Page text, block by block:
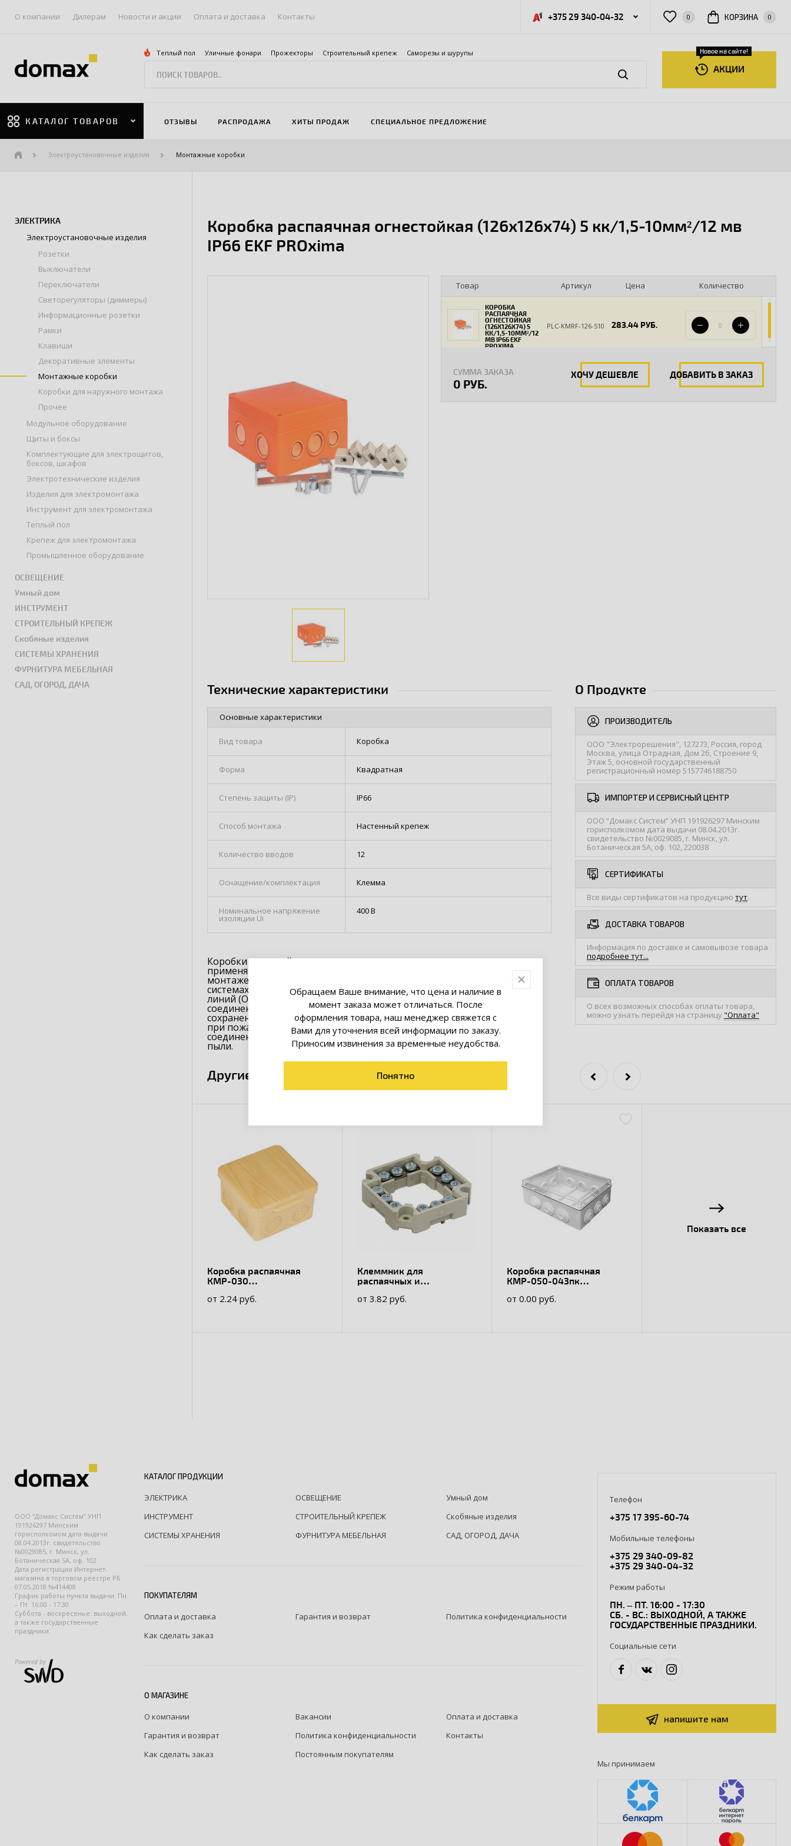
О компании Дилерам Новости и акции Оплата и доставка Контакты +375 29 340-04-32 0 КОРЗИНА 0
Теплый пол Уличные фонари Прожекторы Строительный крепеж Саморезы и шурупы
АКЦИИ
Новое на сайте!
КАТАЛОГ ТОВАРОВ ОТЗЫВЫ РАСПРОДАЖА ХИТЫ ПРОДАЖ СПЕЦИАЛЬНОЕ ПРЕДЛОЖЕНИЕ
Электроустановочные изделия Монтажные коробки
ЭЛЕКТРИКА
Электроустановочные изделия
Розетки
Выключатели
Переключатели
Светорегуляторы (диммеры)
Информационные розетки
Рамки
Клавиши
Декоративные элементы
Монтажные коробки
Коробки для наружного монтажа
Прочее
Модульное оборудование
Щиты и боксы
Комплектующие для электрощитов,
боксов, шкафов
Электротехнические изделия
Изделия для электромонтажа
Инструмент для электромонтажа
Теплый пол
Крепеж для электромонтажа
Промышленное оборудование
ОСВЕЩЕНИЕ
Умный дом
ИНСТРУМЕНТ
СТРОИТЕЛЬНЫЙ КРЕПЕЖ
Скобяные изделия
СИСТЕМЫ ХРАНЕНИЯ
ФУРНИТУРА МЕБЕЛЬНАЯ
САД, ОГОРОД, ДАЧА
Коробка распаячная огнестойкая (126х126х74) 5 кк/1,5-10мм²/12 мв
IP66 EKF PROxima
Товар Артикул Цена Количество
КОРОБКА
РАСПАЯЧНАЯ
ОГНЕСТОЙКАЯ
(126Х126Х74) 5
КК/1,5-10ММ²/12
МВ IP66 EKF
PROXIMA
PLC-KMRF-126-510 283.44 РУБ.
СУММА ЗАКАЗА
0 РУБ.
ХОЧУ ДЕШЕВЛЕ ДОБАВИТЬ В ЗАКАЗ
Технические характеристики
Основные характеристики
Вид товара Коробка
Форма Квадратная
Степень защиты (IP) IP66
Способ монтажа Настенный крепеж
Количество вводов 12
Оснащение/комплектация Клемма
Номинальное напряжение
изоляции Ui
400 В
Коробки огнестойкие
применяются при открытом
монтаже электропроводки в
системах огнестойких кабельных
линий (ОКЛ) для ответвления и
соединения огнестойкого кабеля с
сохранением работоспособности
при пожаре, а также защиты мест
соединения проводки от влаги и
пыли.
О Продукте
ПРОИЗВОДИТЕЛЬ
ООО "Электрорешения", 127273, Россия, город
Москва, улица Отрадная, Дом 2б, Строение 9,
Этаж 5, основной государственный
регистрационный номер 5157746188750
ИМПОРТЕР И СЕРВИСНЫЙ ЦЕНТР
ООО “Домакс Систем” УНП 191926297 Минским
горисполкомом дата выдачи 08.04.2013г.
свидетельство №0029085, г. Минск, ул.
Ботаническая 5А, оф. 102, 220038
СЕРТИФИКАТЫ
Все виды сертификатов на продукцию тут.
ДОСТАВКА ТОВАРОВ
Информация по доставке и самовывозе товара
подробнее тут...
ОПЛАТА ТОВАРОВ
О всех возможных способах оплаты товара,
можно узнать перейдя на страницу "Оплата"
Другие товары коллекции
Коробка распаячная
КМР-030
без мембранных вводов
от 2.24 руб.
Клеммник для
распаячных и
шаг крепления 60мм EKF
от 3.82 руб.
Коробка распаячная
КМР-050-043пк
12 мембранных вводов,
от 0.00 руб.
Показать все
ООО “Домакс Систем” УНП
191926297 Минским
горисполкомом дата выдачи
08.04.2013г. свидетельство
№0029085, г. Минск, ул.
Ботаническая 5А, оф. 102
Дата регистрации Интернет-
магазина в торговом реестре РБ
07.05.2018 №414408
График работы пункта выдачи: Пн.
– Пт. 16:00 - 17:30
Суббота - воскресенье: выходной,
а также государственные
праздники.
Powered by
КАТАЛОГ ПРОДУКЦИИ
ЭЛЕКТРИКА ОСВЕЩЕНИЕ
Умный дом
ИНСТРУМЕНТ
СТРОИТЕЛЬНЫЙ КРЕПЕЖ
Скобяные изделия
СИСТЕМЫ ХРАНЕНИЯ
ФУРНИТУРА МЕБЕЛЬНАЯ САД, ОГОРОД, ДАЧА
ПОКУПАТЕЛЯМ
Оплата и доставка Гарантия и возврат
Политика конфиденциальности
Как сделать заказ
О МАГАЗИНЕ
О компании Вакансии
Оплата и доставка
Гарантия и возврат
Политика конфиденциальности
Контакты
Как сделать заказ
Постоянным покупателям
Телефон
+375 17 395-60-74
Мобильные телефоны
+375 29 340-09-82
+375 29 340-04-32
Режим работы
ПН. – ПТ. 16:00 - 17:30
СБ. - ВС.: ВЫХОДНОЙ, А ТАКЖЕ
ГОСУДАРСТВЕННЫЕ ПРАЗДНИКИ.
Социальные сети
напишите нам
Мы принимаем
Обращаем Ваше внимание, что цена и наличие в
момент заказа может отличаться. После
оформления товара, наш менеджер свяжется с
Вами для уточнения всей информации по заказу.
Приносим извинения за временные неудобства.
Понятно